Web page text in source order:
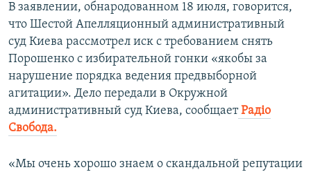
В заявлении, обнародованном 18 июля, говорится,
что Шестой Апелляционный административный
суд Киева рассмотрел иск с требованием снять
Порошенко с избирательной гонки «якобы за
нарушение порядка ведения предвыборной
агитации». Дело передали в Окружной
административный суд Киева, сообщаетРадіо
Свобода.
«Мы очень хорошо знаем о скандальной репутации